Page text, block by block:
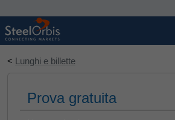
< Lunghi e billette
Prova gratuita